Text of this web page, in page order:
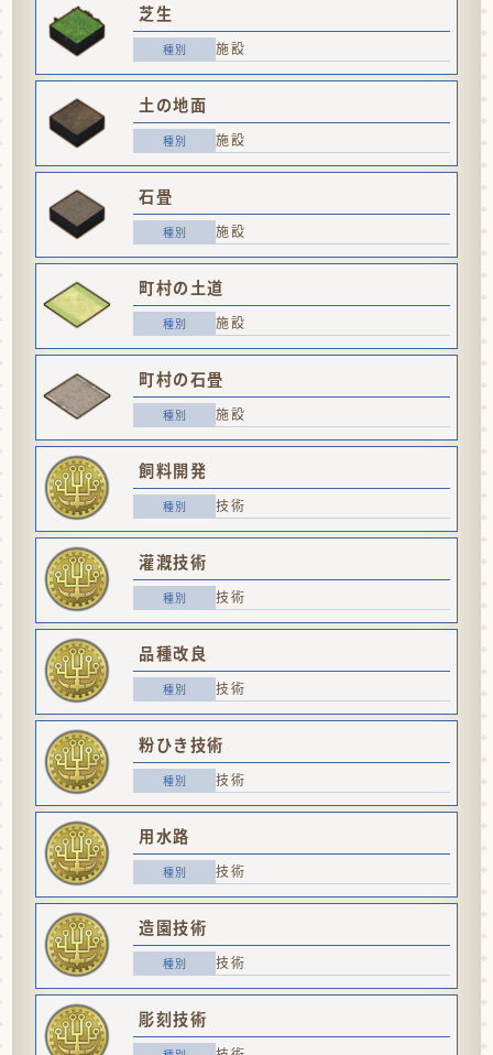
芝生
施設
土の地面
施設
石畳
施設
町村の土道
施設
町村の石畳
施設
飼料開発
技術
灌漑技術
技術
品種改良
技術
粉ひき技術
技術
用水路
技術
造園技術
技術
彫刻技術